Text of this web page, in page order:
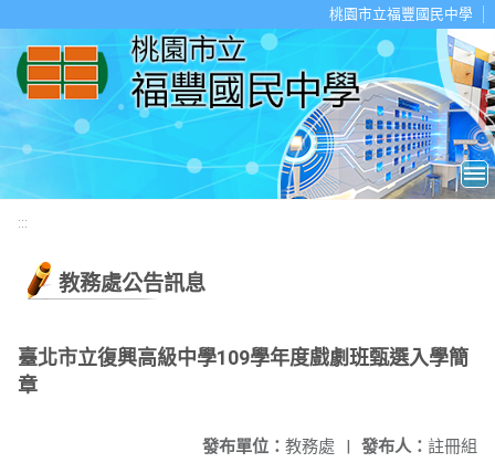
桃園市立福豐國民中學
:::
教務處公告訊息
臺北市立復興高級中學109學年度戲劇班甄選入學簡
章
發布人： 註冊組
發布單位： 教務處 |